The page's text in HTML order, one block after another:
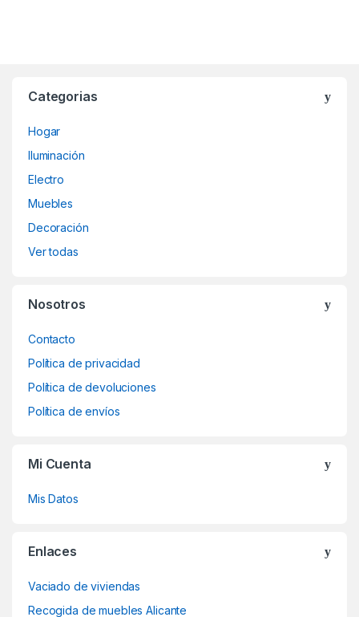
Categorias
Hogar
Iluminación
Electro
Muebles
Decoración
Ver todas
Nosotros
Contacto
Política de privacidad
Política de devoluciones
Política de envíos
Mi Cuenta
Mis Datos
Enlaces
Vaciado de viviendas
Recogida de muebles Alicante